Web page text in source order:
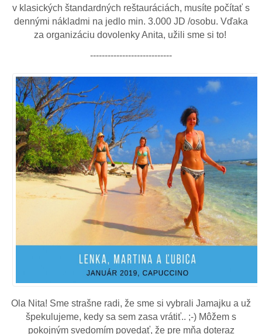
v klasických štandardných reštauráciách, musíte počítať s
dennými nákladmi na jedlo min. 3.000 JD /osobu. Vďaka
za organizáciu dovolenky Anita, užili sme si to!
----------------------------
Ola Nita! Sme strašne radi, že sme si vybrali Jamajku a už
špekulujeme, kedy sa sem zasa vrátiť.. ;-) Môžem s
pokojným svedomím povedať, že pre mňa doteraz